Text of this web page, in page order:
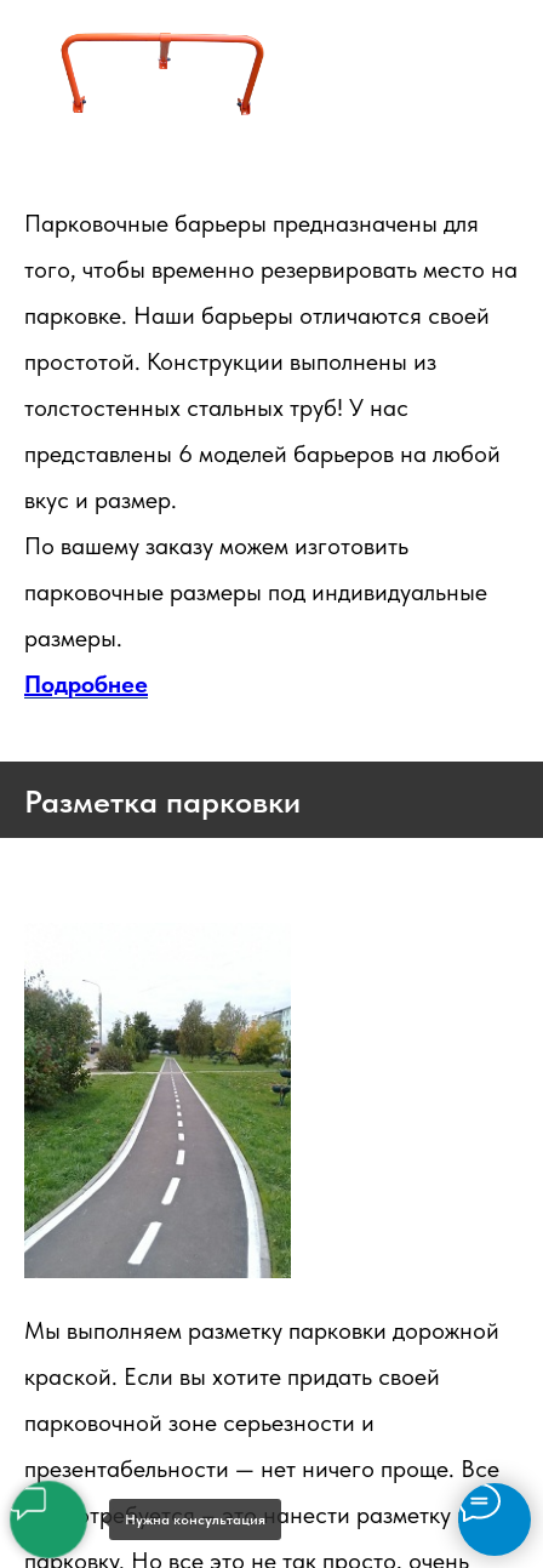
Парковочные барьеры предназначены для
того, чтобы временно резервировать место на
парковке. Наши барьеры отличаются своей
простотой. Конструкции выполнены из
толстостенных стальных труб! У нас
представлены 6 моделей барьеров на любой
вкус и размер.
По вашему заказу можем изготовить
парковочные размеры под индивидуальные
размеры.
Подробнее
Разметка парковки
Мы выполняем разметку парковки дорожной
краской. Если вы хотите придать своей
парковочной зоне серьезности и
презентабельности — нет ничего проще. Все
что потребуется – это нанести разметку на
парковку. Но все это не так просто, очень
Нужна консультация